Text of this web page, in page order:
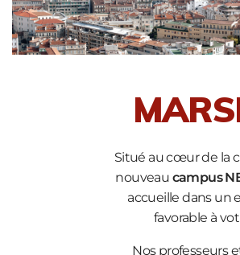
Situé au cœur de la
nouveau campus
accueille dans un
favorable à
Nos professeurs